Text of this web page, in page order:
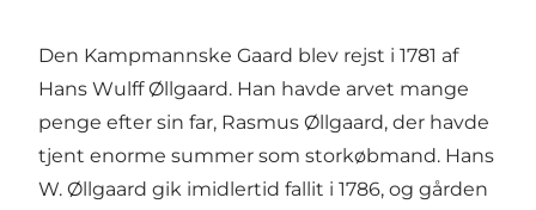
Den Kampmannske Gaard blev rejst i 1781 af
Hans Wulff Øllgaard. Han havde arvet mange
penge efter sin far, Rasmus Øllgaard, der havde
tjent enorme summer som storkøbmand. Hans
W. Øllgaard gik imidlertid fallit i 1786, og gården